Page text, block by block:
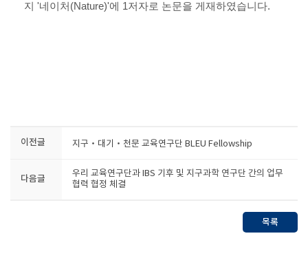
지 '네이처 (Nature)'에 1 저자로 논문을 게재하였습니다.
이전글 지구‧대기‧천문 교육연구단 BLEU Fellowship
다음글
우리 교육연구단과 IBS 기후 및 지구과학 연구단 간의 업무
협력 협정 체결
목록